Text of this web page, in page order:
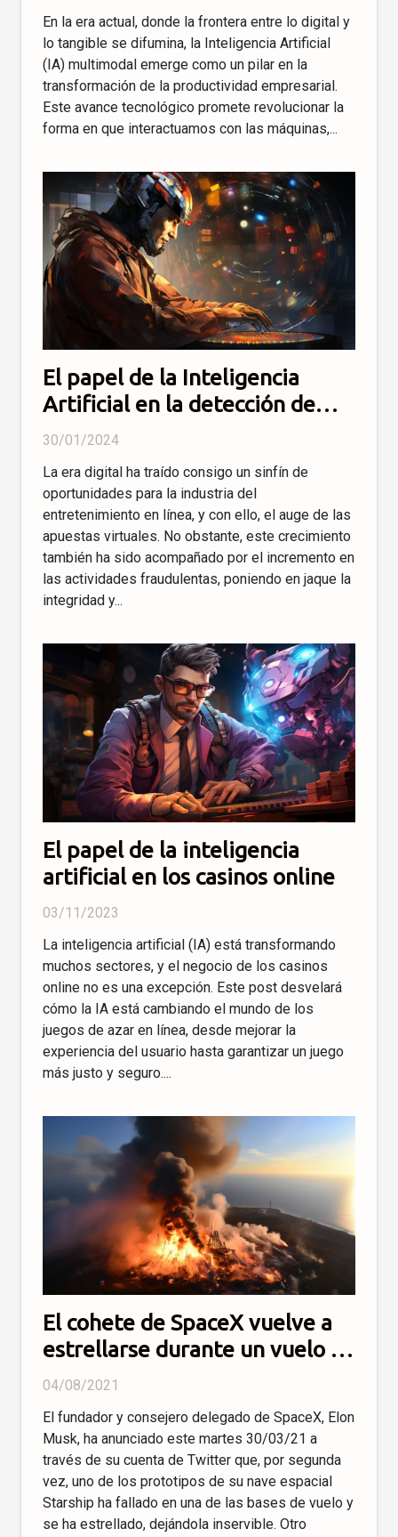
En la era actual, donde la frontera entre lo digital y
lo tangible se difumina, la Inteligencia Artificial
(IA) multimodal emerge como un pilar en la
transformación de la productividad empresarial.
Este avance tecnológico promete revolucionar la
forma en que interactuamos con las máquinas,...
El papel de la Inteligencia
Artificial en la detección de
fraudes en apuestas online
30/01/2024
La era digital ha traído consigo un sinfín de
oportunidades para la industria del
entretenimiento en línea, y con ello, el auge de las
apuestas virtuales. No obstante, este crecimiento
también ha sido acompañado por el incremento en
las actividades fraudulentas, poniendo en jaque la
integridad y...
El papel de la inteligencia
artificial en los casinos online
03/11/2023
La inteligencia artificial (IA) está transformando
muchos sectores, y el negocio de los casinos
online no es una excepción. Este post desvelará
cómo la IA está cambiando el mundo de los
juegos de azar en línea, desde mejorar la
experiencia del usuario hasta garantizar un juego
más justo y seguro....
El cohete de SpaceX vuelve a
estrellarse durante un vuelo de
prueba
04/08/2021
El fundador y consejero delegado de SpaceX, Elon
Musk, ha anunciado este martes 30/03/21 a
través de su cuenta de Twitter que, por segunda
vez, uno de los prototipos de su nave espacial
Starship ha fallado en una de las bases de vuelo y
se ha estrellado, dejándola inservible. Otro